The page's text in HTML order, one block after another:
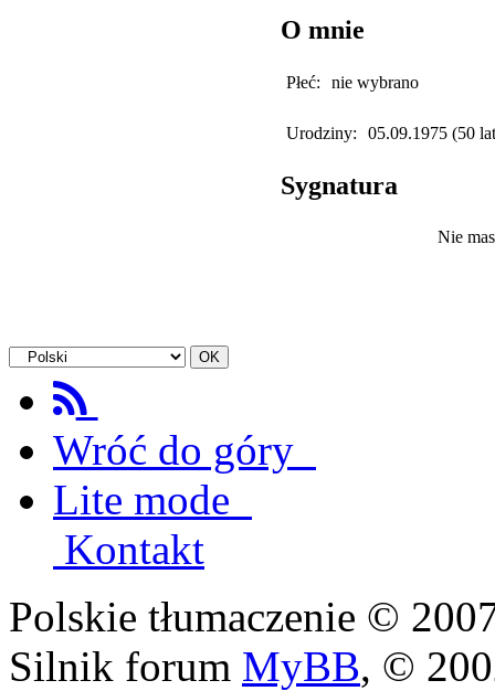
O mnie
Płeć: nie wybrano
Urodziny: 05.09.1975 (50
Sygnatura
Nie
Wróć do góry
Lite mode
Kontakt
Polskie tłumaczenie ©
Silnik forum MyBB, ©